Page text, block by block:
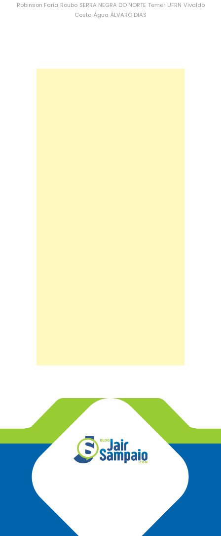
Robinson Faria Roubo SERRA NEGRA DO NORTE Temer UFRN Vivaldo
Costa Água ÁLVARO DIAS